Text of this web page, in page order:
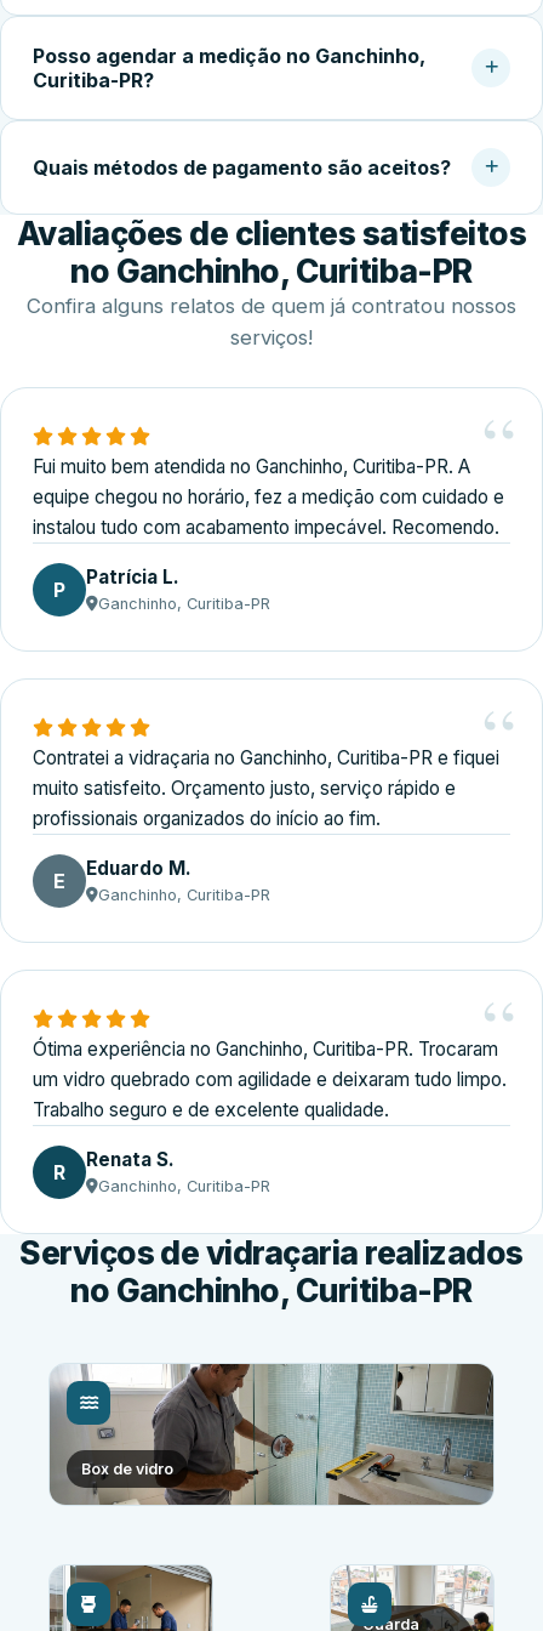
temperado faz toda a diferença na qualidade do
acabamento.
temperado (geralmente 5 a 10 dias úteis), a instalação no
local costuma ser concluída em 2 a 4 horas.
Posso agendar a medição no Ganchinho,
Curitiba-PR?
disponibilidade do cliente, incluindo finais de semana,
serviço.
Quais métodos de pagamento são aceitos?
Disponibilizamos diversas formas de pagamento,
incluindo Pix, dinheiro, cartões de crédito e débito e
Avaliações de clientes satisfeitos
no Ganchinho, Curitiba-PR
Confira alguns relatos de quem já contratou nossos
serviços!
Fui muito bem atendida no Ganchinho, Curitiba-PR. A
equipe chegou no horário, fez a medição com cuidado e
instalou tudo com acabamento impecável. Recomendo.
P Patrícia L.
Ganchinho, Curitiba-PR
Contratei a vidraçaria no Ganchinho, Curitiba-PR e fiquei
muito satisfeito. Orçamento justo, serviço rápido e
profissionais organizados do início ao fim.
E Eduardo M.
Ganchinho, Curitiba-PR
Ótima experiência no Ganchinho, Curitiba-PR. Trocaram
um vidro quebrado com agilidade e deixaram tudo limpo.
Trabalho seguro e de excelente qualidade.
R Renata S.
Ganchinho, Curitiba-PR
Serviços de vidraçaria realizados
no Ganchinho, Curitiba-PR
Box de vidro
Guarda